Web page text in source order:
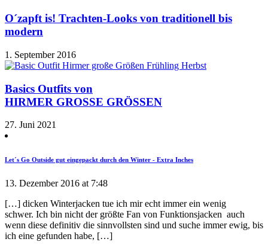
O´zapft is! Trachten-Looks von traditionell bis
modern
1. September 2016
Basics Outfits von
HIRMER GROSSE GRÖSSEN
27. Juni 2021
Let´s Go Outside gut eingepackt durch den Winter - Extra Inches
13. Dezember 2016 at 7:48
[…] dicken Winterjacken tue ich mir echt immer ein wenig
schwer. Ich bin nicht der größte Fan von Funktionsjacken auch
wenn diese definitiv die sinnvollsten sind und suche immer ewig, bis
ich eine gefunden habe, […]